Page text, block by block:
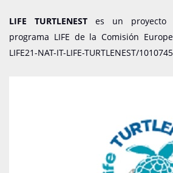
LIFE TURTLENEST es un proyecto
programa LIFE de la Comisión
LIFE21-NAT-IT-LIFE-TURTLENEST/